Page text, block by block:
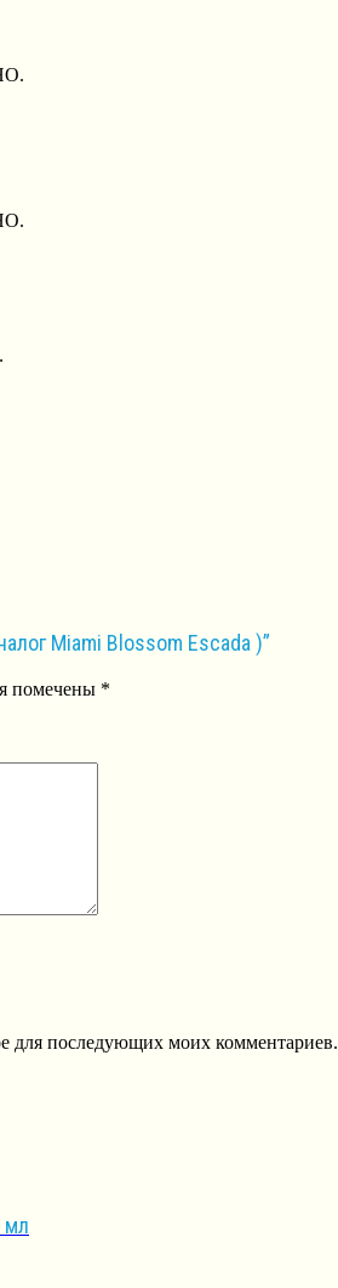
Miami Blossom Escada )”
помечены *
для последующих моих комментариев.
мл